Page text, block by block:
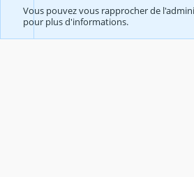
Vous pouvez vous rapprocher de
pour plus d'informations.